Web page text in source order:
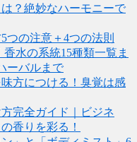
？絶妙なハーモニーで
つの注意＋4つの法則
水の系統15種類一覧ま
ーバルまで
方につける！臭覚は感
完全ガイド｜ビジネ
香りを彩る！